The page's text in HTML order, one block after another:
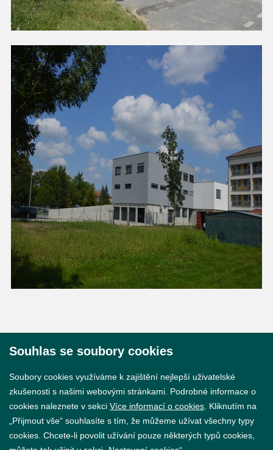
Souhlas se soubory cookies
Soubory cookies využíváme k zajištění nejlepší uživatelské
zkušenosti s našimi webovými stránkami. Podrobné informace o
cookies naleznete v sekci Více informací o cookies . Kliknutím na
„Přijmout vše“ souhlasíte s tím, že můžeme užívat všechny typy
cookies. Chcete-li povolit užívání pouze některých typů cookies,